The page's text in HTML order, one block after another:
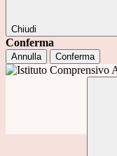
Chiudi
Conferma
Annulla Conferma